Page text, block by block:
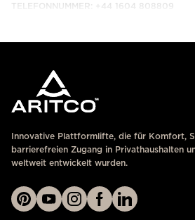
TELEFONNUMMER: +44 1604 808809
Innovative Plattformlifte, die für Komfort,
barrierefreien Zugang in Privathaushalten
weltweit entwickelt wurden.